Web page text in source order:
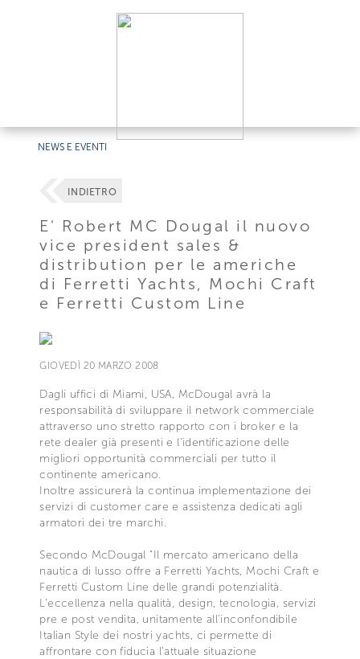
NEWS E EVENTI
INDIETRO
E' Robert MC Dougal il nuovo
vice president sales &
distribution per le americhe
di Ferretti Yachts, Mochi Craft
e Ferretti Custom Line
GIOVEDÌ 20 MARZO 2008
Dagli uffici di Miami, USA, McDougal avrà la
responsabilità di sviluppare il network commerciale
attraverso uno stretto rapporto con i broker e la
rete dealer già presenti e l'identificazione delle
migliori opportunità commerciali per tutto il
continente americano.
Inoltre assicurerà la continua implementazione dei
servizi di customer care e assistenza dedicati agli
armatori dei tre marchi.
Secondo McDougal "Il mercato americano della
nautica di lusso offre a Ferretti Yachts, Mochi Craft e
Ferretti Custom Line delle grandi potenzialità.
L'eccellenza nella qualità, design, tecnologia, servizi
pre e post vendita, unitamente all'inconfondibile
Italian Style dei nostri yachts, ci permette di
affrontare con fiducia l'attuale situazione